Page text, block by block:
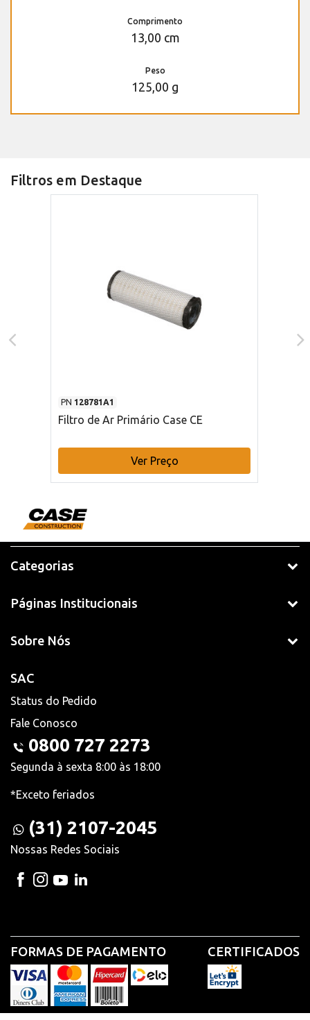
Comprimento
13,00 cm
Peso
125,00 g
Filtros em Destaque
PN 128781A1
Filtro de Ar Primário Case CE
Ver Preço
Categorias
Páginas Institucionais
Sobre Nós
SAC
Status do Pedido
Fale Conosco
0800 727 2273
Segunda à sexta 8:00 às 18:00
*Exceto feriados
(31) 2107-2045
Nossas Redes Sociais
FORMAS DE PAGAMENTO CERTIFICADOS